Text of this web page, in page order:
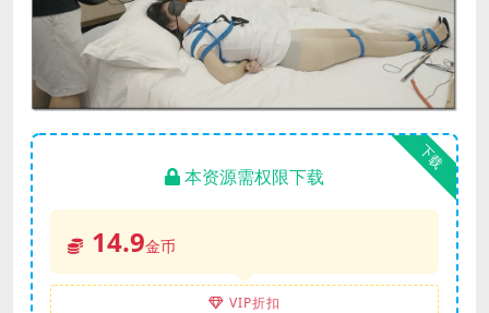
下载
本资源需权限下载
14.9金币
VIP折扣